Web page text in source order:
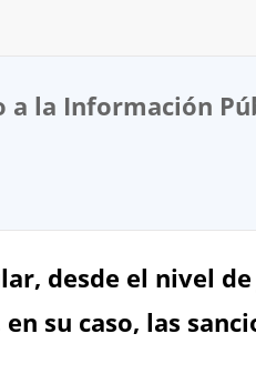
a la Información
desde el nivel
su caso, las